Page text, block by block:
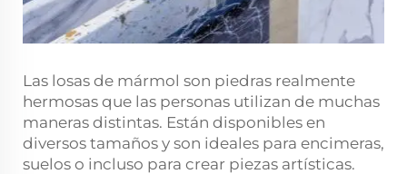
Las losas de mármol son piedras realmente
hermosas que las personas utilizan de muchas
maneras distintas. Están disponibles en
diversos tamaños y son ideales para encimeras,
suelos o incluso para crear piezas artísticas.